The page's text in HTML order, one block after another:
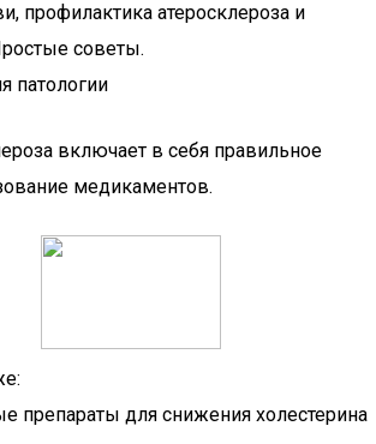
профилактика атеросклероза и
советы.
патологии
включает в себя правильное
медикаментов.
препараты для снижения холестерина